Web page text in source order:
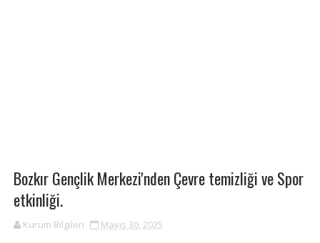
Bozkır Gençlik Merkezi'nden Çevre temizliği ve Spor
etkinliği.
Kurum Bilgileri Mayıs 30, 2025